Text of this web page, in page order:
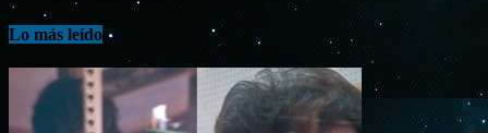
Lo más leído